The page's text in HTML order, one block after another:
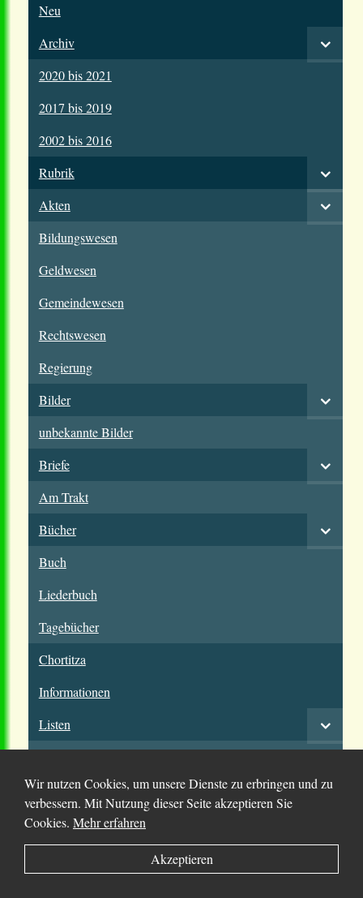
Neu
Archiv
2020 bis 2021
2017 bis 2019
2002 bis 2016
Rubrik
Akten
Bildungswesen
Geldwesen
Gemeindewesen
Rechtswesen
Regierung
Bilder
unbekannte Bilder
Briefe
Am Trakt
Bücher
Buch
Liederbuch
Tagebücher
Chortitza
Informationen
Listen
Einwanderungslisten
Familienregister
Wir nutzen Cookies, um unsere Dienste zu erbringen und zu
verbessern. Mit Nutzung dieser Seite akzeptieren Sie
Cookies. Mehr erfahren
Akzeptieren